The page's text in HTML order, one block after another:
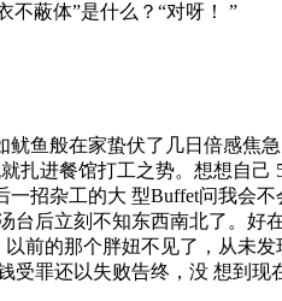
不蔽体”是什么？“对呀！ ”
鱼般在家蛰伏了几日倍感焦
进餐馆打工之势。想想自
招杂工的大 型Buffet问我会
后立刻不知东西南北了。好
前的那个胖妞不见了，从未
罪还以失败告终，没 想到